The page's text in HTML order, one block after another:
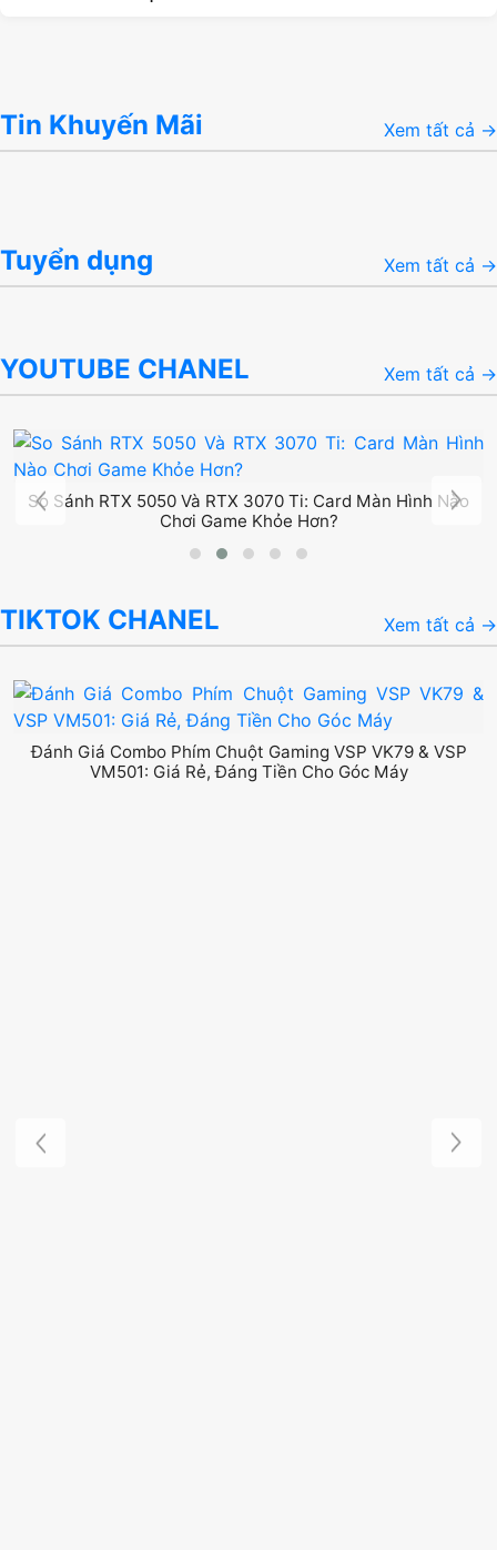
Tin Khuyến Mãi Xem tất cả →
Tuyển dụng Xem tất cả →
YOUTUBE CHANEL Xem tất cả →
Card Màn Hình Nào
CẤU HÌNH PC DƯỚI 3 TRIỆU CHIẾN
TIKTOK CHANEL Xem tất cả →
VSP VK79 & VSP
Cho Góc Máy
CẤU HÌNH PC GAMING 15
VALORANT TẠI DUY